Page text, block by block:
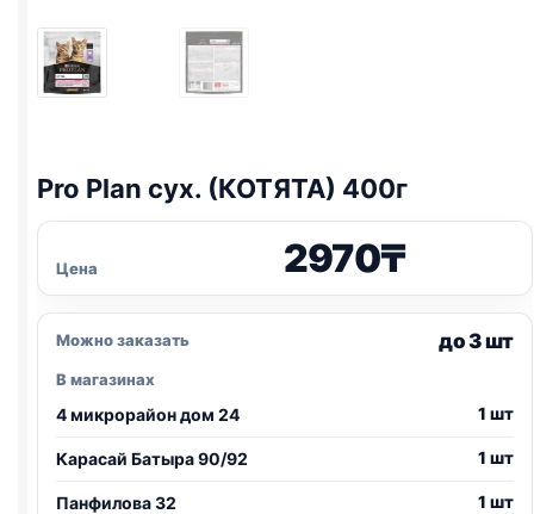
Pro Plan сух. (КОТЯТА) 400г
Цена 2970₸
Можно заказать до 3 шт
В магазинах
4 микрорайон дом 24 1 шт
Карасай Батыра 90/92 1 шт
Панфилова 32 1 шт